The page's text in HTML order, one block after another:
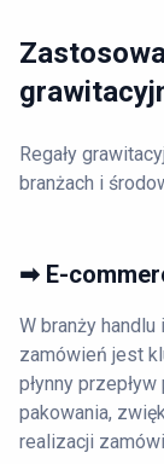
Regały
branżach i
➡ E-
W branży
zamówień jest
płynny
pakowania,
realizacji